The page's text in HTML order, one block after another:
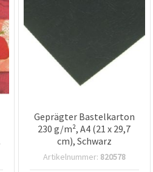
Geprägter Bastelkarton
230 g/m², A4 (21 x 29,7
cm), Schwarz
Artikelnummer: 820578